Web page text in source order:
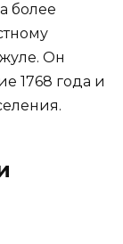
более
Он
1768 года и